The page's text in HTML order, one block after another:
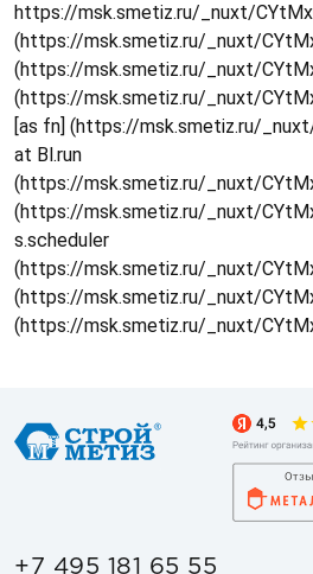
https://msk.smetiz.ru/_nuxt/
(https://msk.smetiz.ru/_nuxt/
(https://msk.smetiz.ru/_nuxt/
(https://msk.smetiz.ru/_nuxt/
[as fn] (https://msk.smetiz.ru/
at Bl.run
(https://msk.smetiz.ru/_nuxt/
(https://msk.smetiz.ru/_nuxt/
s.scheduler
(https://msk.smetiz.ru/_nuxt/
(https://msk.smetiz.ru/_nuxt/
(https://msk.smetiz.ru/_nuxt/
+7 495 181 65 55